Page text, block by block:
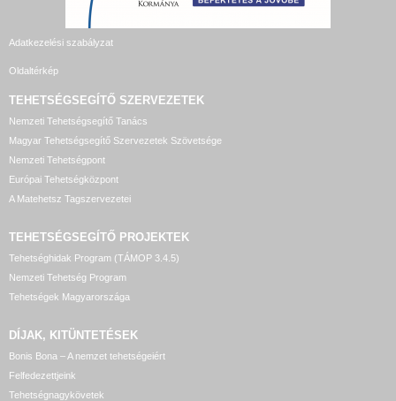
Adatkezelési szabályzat
Oldaltérkép
TEHETSÉGSEGÍTŐ SZERVEZETEK
Nemzeti Tehetségsegítő Tanács
Magyar Tehetségsegítő Szervezetek Szövetsége
Nemzeti Tehetségpont
Európai Tehetségközpont
A Matehetsz Tagszervezetei
TEHETSÉGSEGÍTŐ PROJEKTEK
Tehetséghidak Program (TÁMOP 3.4.5)
Nemzeti Tehetség Program
Tehetségek Magyarországa
DÍJAK, KITÜNTETÉSEK
Bonis Bona – A nemzet tehetségeiért
Felfedezettjeink
Tehetségnagykövetek